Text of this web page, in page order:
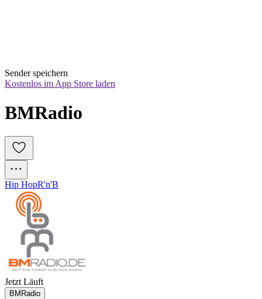
Sender speichern
Kostenlos im App Store laden
BMRadio
Hip HopR'n'B
Jetzt Läuft
BMRadio